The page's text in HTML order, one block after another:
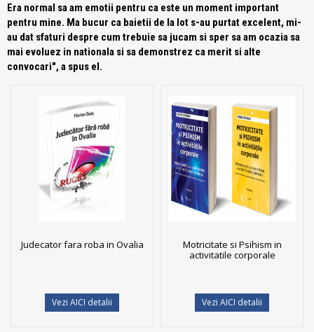
Era normal sa am emotii pentru ca este un moment important
pentru mine. Ma bucur ca baietii de la lot s-au purtat excelent, mi-
au dat sfaturi despre cum trebuie sa jucam si sper sa am ocazia sa
mai evoluez in nationala si sa demonstrez ca merit si alte
convocari", a spus el.
Judecator fara roba in Ovalia
Vezi AICI detalii
Motricitate si Psihism in
activitatile corporale
Vezi AICI detalii